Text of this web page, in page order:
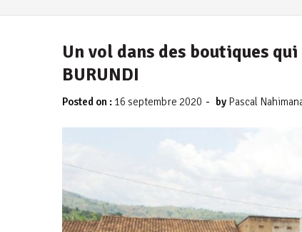
Un vol dans des boutiques
BURUNDI
Posted on : 16 septembre 2020 - by Pascal